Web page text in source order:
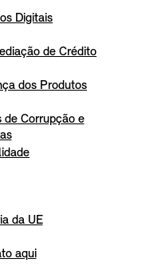
Digitais
de Crédito
dos Produtos
de Corrupção e
da UE
aqui